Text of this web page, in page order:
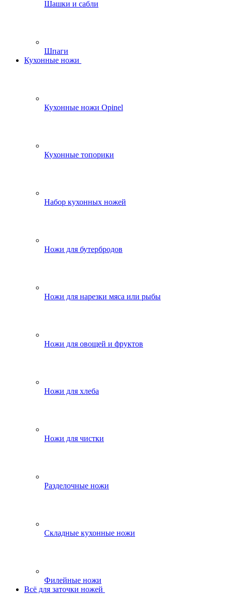
Шашки и сабли
Шпаги
Кухонные ножи
Кухонные ножи Opinel
Кухонные топорики
Набор кухонных ножей
Ножи для бутербродов
Ножи для нарезки мяса или рыбы
Ножи для овощей и фруктов
Ножи для хлеба
Ножи для чистки
Разделочные ножи
Складные кухонные ножи
Филейные ножи
Всё для заточки ножей